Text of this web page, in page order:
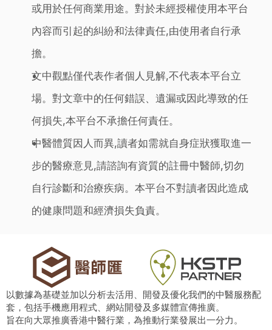
或用於任何商業用途。對於未經授權使用本平台
內容而引起的糾紛和法律責任,由使用者自行承
擔。
文中觀點僅代表作者個人見解,不代表本平台立
場。對文章中的任何錯誤、遺漏或因此導致的任
何損失,本平台不承擔任何責任。
中醫體質因人而異,讀者如需就自身症狀獲取進一
步的醫療意見,請諮詢有資質的註冊中醫師,切勿
自行診斷和治療疾病。本平台不對讀者因此造成
的健康問題和經濟損失負責。
以數據為基礎並加以分析去活用、開發及優化我們的中醫服務配
套，包括手機應用程式、網站開發及多媒體宣傳推廣。
旨在向大眾推廣香港中醫行業，為推動行業發展出一分力。